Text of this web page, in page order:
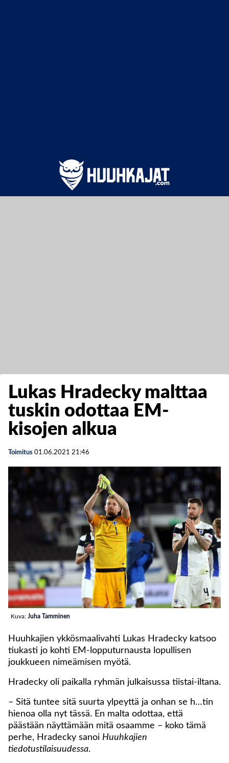
Lukas Hradecky malttaa
tuskin odottaa EM-
kisojen alkua
Toimitus 01.06.2021 21:46
Kuva: Juha Tamminen
Huuhkajien ykkösmaalivahti Lukas Hradecky katsoo
tiukasti jo kohti EM-lopputurnausta lopullisen
joukkueen nimeämisen myötä.
Hradecky oli paikalla ryhmän julkaisussa tiistai-iltana.
– Sitä tuntee sitä suurta ylpeyttä ja onhan se h…tin
hienoa olla nyt tässä. En malta odottaa, että
päästään näyttämään mitä osaamme – koko tämä
perhe, Hradecky sanoi Huuhkajien
tiedotustilaisuudessa.